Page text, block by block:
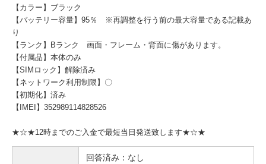
【カラー】ブラック
【バッテリー容量】95％ ※再調整を行う前の最大容量である記載あ
り
【ランク】Bランク 画面・フレーム・背面に傷があります。
【付属品】本体のみ
【SIMロック】解除済み
【ネットワーク利用制限】〇
【初期化】済み
【IMEI】352989114828526
★☆★12時までのご入金で最短当日発送致します★☆★
回答済み：なし